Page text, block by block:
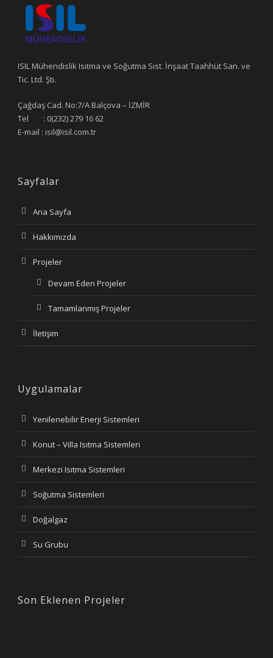
ISIL Mühendislik Isıtma ve Soğutma Sist. İnşaat Taahhüt San. ve
Tic. Ltd. Şti.
Çağdaş Cad. No:7/A Balçova – İZMİR
Tel : 0(232) 279 16 62
E-mail : isil@isil.com.tr
Sayfalar
Ana Sayfa
Hakkımızda
Projeler
Devam Eden Projeler
Tamamlanmış Projeler
İletişim
Uygulamalar
Yenilenebilir Enerji Sistemleri
Konut – Villa Isıtma Sistemleri
Merkezi Isıtma Sistemleri
Soğutma Sistemleri
Doğalgaz
Su Grubu
Son Eklenen Projeler